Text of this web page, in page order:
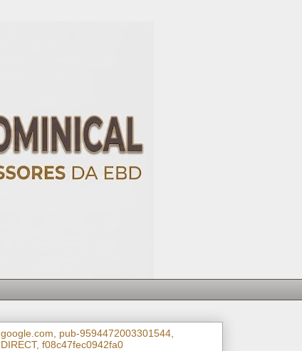
google.com, pub-9594472003301544,
DIRECT, f08c47fec0942fa0